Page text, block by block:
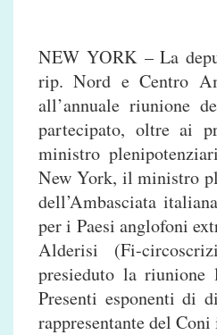
NEW YORK – La
rip. Nord e Centro
all’annuale riunione
partecipato, oltre ai
ministro
New York, il ministro
dell’Ambasciata
per i Paesi anglofoni
Alderisi (Fi-
presieduto la riunione
Presenti esponenti di
rappresentante del